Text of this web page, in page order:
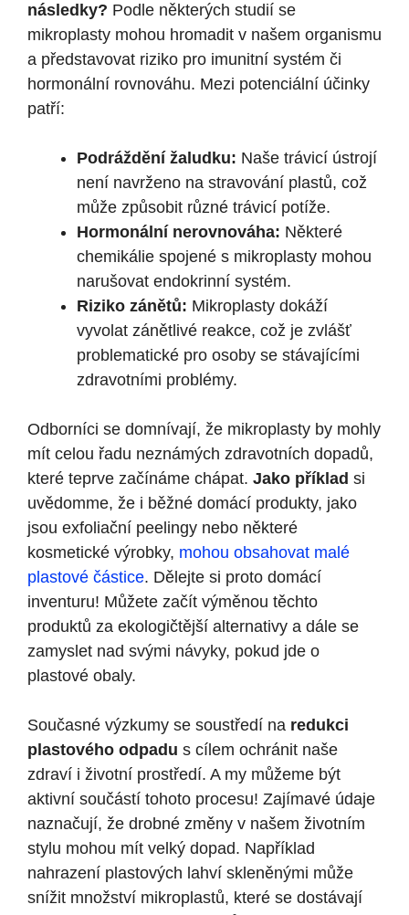
následky? Podle některých studií se
mikroplasty mohou hromadit v našem organismu
a představovat riziko pro imunitní systém či
hormonální rovnováhu. Mezi potenciální účinky
patří:
Podráždění žaludku: Naše trávicí ústrojí
není navrženo na stravování plastů, což
může způsobit různé trávicí potíže.
Hormonální nerovnováha: Některé
chemikálie spojené s mikroplasty mohou
narušovat endokrinní systém.
Riziko zánětů: Mikroplasty dokáží
vyvolat zánětlivé reakce, což je zvlášť
problematické pro osoby se stávajícími
zdravotními problémy.
Odborníci se domnívají, že mikroplasty by mohly
mít celou řadu neznámých zdravotních dopadů,
které teprve začínáme chápat. Jako příklad si
uvědomme, že i běžné domácí produkty, jako
jsou exfoliační peelingy nebo některé
kosmetické výrobky, mohou obsahovat malé
plastové částice. Dělejte si proto domácí
inventuru! Můžete začít výměnou těchto
produktů za ekologičtější alternativy a dále se
zamyslet nad svými návyky, pokud jde o
plastové obaly.
Současné výzkumy se soustředí na redukci
plastového odpadu s cílem ochránit naše
zdraví i životní prostředí. A my můžeme být
aktivní součástí tohoto procesu! Zajímavé údaje
naznačují, že drobné změny v našem životním
stylu mohou mít velký dopad. Například
nahrazení plastových lahví skleněnými může
snížit množství mikroplastů, které se dostávají